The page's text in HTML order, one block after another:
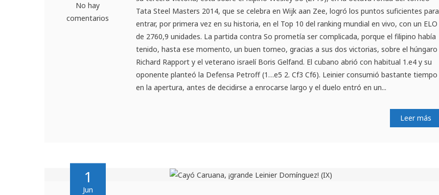
No hay
comentarios
Tata Steel Masters 2014, que se celebra en Wijk aan Zee, logró los puntos suficientes para
entrar, por primera vez en su historia, en el Top 10 del ranking mundial en vivo, con un ELO
de 2760,9 unidades. La partida contra So prometía ser complicada, porque el filipino había
tenido, hasta ese momento, un buen torneo, gracias a sus dos victorias, sobre el húngaro
Richard Rapport y el veterano israelí Boris Gelfand. El cubano abrió con habitual 1.e4 y su
oponente planteó la Defensa Petroff (1…e5 2. Cf3 Cf6). Leinier consumió bastante tiempo
en la apertura, antes de decidirse a enrocarse largo y el duelo entró en un...
Leer más
1
Jun